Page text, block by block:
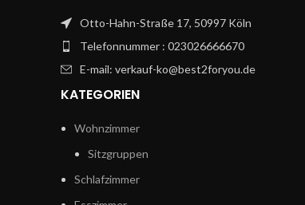
Otto-Hahn-Straße 17, 50997 Köln
Telefonnummer : 023026666670
E-mail: verkauf-ko@best2foryou.de
KATEGORIEN
Wohnzimmer
Sitzgruppen
Schlafzimmer